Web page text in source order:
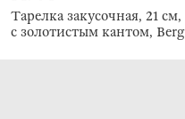
Тарелка закусочная, 21 см,
с золотистым кантом, Berg